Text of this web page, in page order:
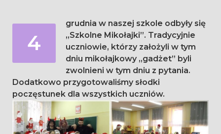
4
grudnia w naszej szkole odbyły się
„Szkolne Mikołajki”. Tradycyjnie
uczniowie, którzy założyli w tym
dniu mikołajkowy „gadżet” byli
zwolnieni w tym dniu z pytania.
Dodatkowo przygotowaliśmy słodki
poczęstunek dla wszystkich uczniów.